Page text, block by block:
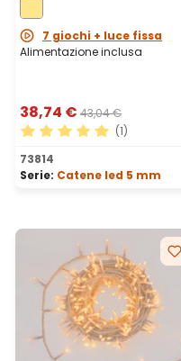
portabatterie inclusi
7 giochi + luce fissa
Alimentazione inclusa
38,74 € 43,04 €
Valutazione media di 5
(1)
73814
Serie: Catene led 5 mm